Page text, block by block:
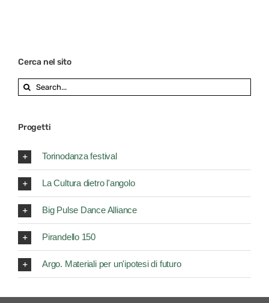
Cerca nel sito
Search
for:
Progetti
Torinodanza festival
La Cultura dietro l'angolo
Big Pulse Dance Alliance
Pirandello 150
Argo. Materiali per un'ipotesi di futuro